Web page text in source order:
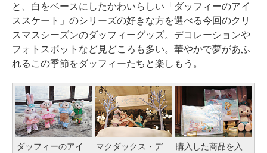
と、白をベースにしたかわいらしい「ダッフィーのアイ
ススケート」のシリーズの好きな方を選べる今回のクリ
スマスシーズンのダッフィーグッズ。デコレーションや
フォトスポットなど見どころも多い。華やかで夢があふ
れるこの季節をダッフィーたちと楽しもう。
ダッフィーのアイ
マクダックス・デ
購入した商品を入